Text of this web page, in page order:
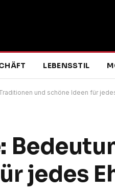
LEBENSSTIL
und schöne Ideen für
jedes